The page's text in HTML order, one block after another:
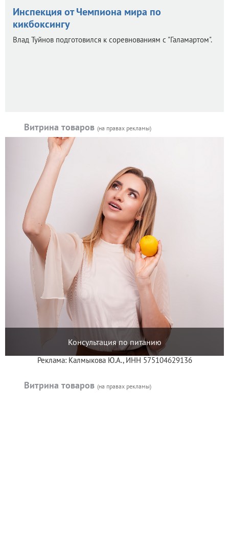
Инспекция от Чемпиона мира по
кикбоксингу
Влад Туйнов подготовился к соревнованиям с "Галамартом".
Витрина товаров (на правах рекламы)
Консультация по питанию
Реклама: Калмыкова Ю.А., ИНН 575104629136
Витрина товаров (на правах рекламы)